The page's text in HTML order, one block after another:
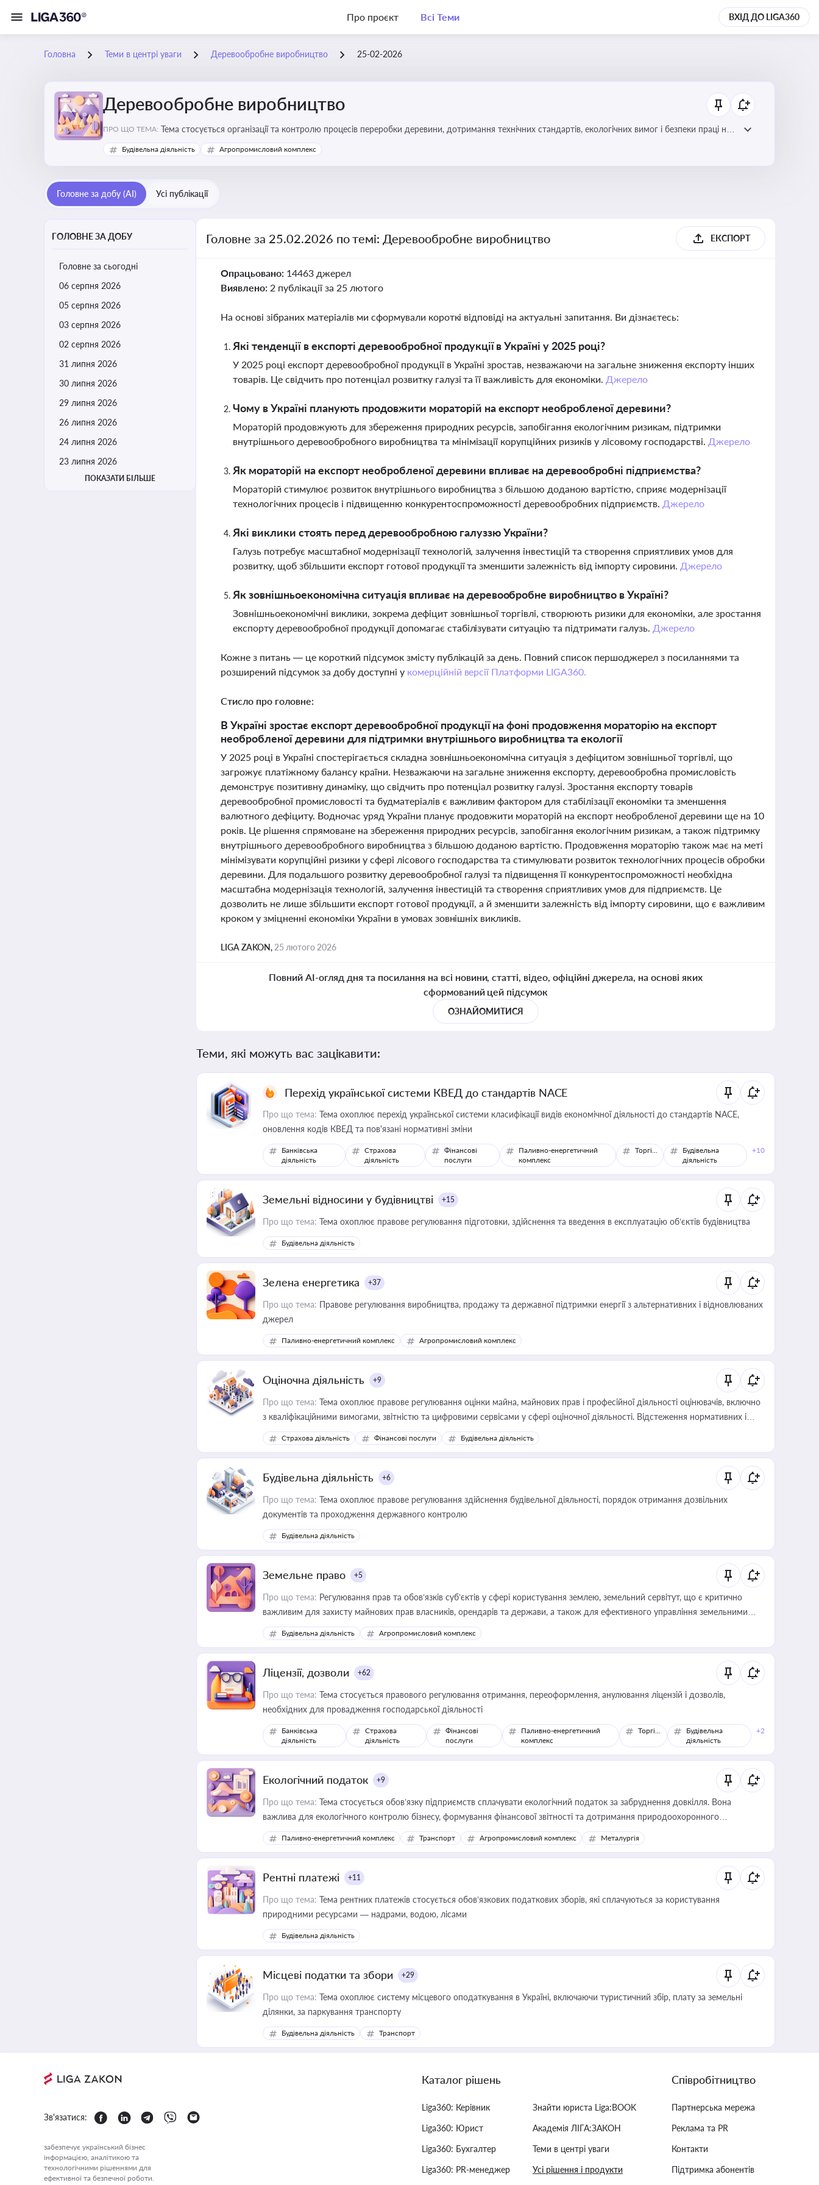
Про проєкт Всі Теми ВХІД ДО LIGA360
Головна Теми в центрі уваги Деревообробне виробництво 25-02-2026
Деревообробне виробництво
ПРО ЩО ТЕМА: Тема стосується організації та контролю процесів переробки деревини, дотримання технічних стандартів, екологічних вимог і безпеки праці на
деревообробних підприємствах
Будівельна діяльність Агропромисловий комплекс
Головне за добу (AI) Усі публікації
ГОЛОВНЕ ЗА ДОБУ
Головне за сьогодні
06 серпня 2026
05 серпня 2026
03 серпня 2026
02 серпня 2026
31 липня 2026
30 липня 2026
29 липня 2026
26 липня 2026
24 липня 2026
23 липня 2026
ПОКАЗАТИ БІЛЬШЕ
Головне за 25.02.2026 по темі: Деревообробне виробництво ЕКСПОРТ
Опрацьовано: 14463 джерел
Виявлено: 2 публікації за 25 лютого
На основі зібраних матеріалів ми сформували короткі відповіді на актуальні запитання. Ви дізнаєтесь:
Які тенденції в експорті деревообробної продукції в Україні у 2025 році?
У 2025 році експорт деревообробної продукції в Україні зростав, незважаючи на загальне зниження експорту інших
товарів. Це свідчить про потенціал розвитку галузі та її важливість для економіки. Джерело
Чому в Україні планують продовжити мораторій на експорт необробленої деревини?
Мораторій продовжують для збереження природних ресурсів, запобігання екологічним ризикам, підтримки
внутрішнього деревообробного виробництва та мінімізації корупційних ризиків у лісовому господарстві. Джерело
Як мораторій на експорт необробленої деревини впливає на деревообробні підприємства?
Мораторій стимулює розвиток внутрішнього виробництва з більшою доданою вартістю, сприяє модернізації
технологічних процесів і підвищенню конкурентоспроможності деревообробних підприємств. Джерело
Які виклики стоять перед деревообробною галуззю України?
Галузь потребує масштабної модернізації технологій, залучення інвестицій та створення сприятливих умов для
розвитку, щоб збільшити експорт готової продукції та зменшити залежність від імпорту сировини. Джерело
Як зовнішньоекономічна ситуація впливає на деревообробне виробництво в Україні?
Зовнішньоекономічні виклики, зокрема дефіцит зовнішньої торгівлі, створюють ризики для економіки, але зростання
експорту деревообробної продукції допомагає стабілізувати ситуацію та підтримати галузь. Джерело
Кожне з питань — це короткий підсумок змісту публікацій за день. Повний список першоджерел з посиланнями та
розширений підсумок за добу доступні у комерційній версії Платформи LIGA360.
Стисло про головне:
В Україні зростає експорт деревообробної продукції на фоні продовження мораторію на експорт
необробленої деревини для підтримки внутрішнього виробництва та екології
У 2025 році в Україні спостерігається складна зовнішньоекономічна ситуація з дефіцитом зовнішньої торгівлі, що
загрожує платіжному балансу країни. Незважаючи на загальне зниження експорту, деревообробна промисловість
демонструє позитивну динаміку, що свідчить про потенціал розвитку галузі. Зростання експорту товарів
деревообробної промисловості та будматеріалів є важливим фактором для стабілізації економіки та зменшення
валютного дефіциту. Водночас уряд України планує продовжити мораторій на експорт необробленої деревини ще на 10
років. Це рішення спрямоване на збереження природних ресурсів, запобігання екологічним ризикам, а також підтримку
внутрішнього деревообробного виробництва з більшою доданою вартістю. Продовження мораторію також має на меті
мінімізувати корупційні ризики у сфері лісового господарства та стимулювати розвиток технологічних процесів обробки
деревини. Для подальшого розвитку деревообробної галузі та підвищення її конкурентоспроможності необхідна
масштабна модернізація технологій, залучення інвестицій та створення сприятливих умов для підприємств. Це
дозволить не лише збільшити експорт готової продукції, а й зменшити залежність від імпорту сировини, що є важливим
кроком у зміцненні економіки України в умовах зовнішніх викликів.
LIGA ZAKON, 25 лютого 2026
Повний AI-огляд дня та посилання на всі новини, статті, відео, офіційні джерела, на основі яких
сформований цей підсумок
ОЗНАЙОМИТИСЯ
Теми, які можуть вас зацікавити:
Перехід української системи КВЕД до стандартів NACE
Про що тема: Тема охоплює перехід української системи класифікації видів економічної діяльності до стандартів NACE,
оновлення кодів КВЕД та пов'язані нормативні зміни
Банківська
діяльність
Страхова
діяльність
Фінансові
послуги
Паливно-енергетичний
комплекс
Торгівля
Будівельна
діяльність
+10
Земельні відносини у будівництві +15
Про що тема: Тема охоплює правове регулювання підготовки, здійснення та введення в експлуатацію об’єктів будівництва
Будівельна діяльність
Зелена енергетика +37
Про що тема: Правове регулювання виробництва, продажу та державної підтримки енергії з альтернативних і відновлюваних
джерел
Паливно-енергетичний комплекс Агропромисловий комплекс
Оціночна діяльність +9
Про що тема: Тема охоплює правове регулювання оцінки майна, майнових прав і професійної діяльності оцінювачів, включно
з кваліфікаційними вимогами, звітністю та цифровими сервісами у сфері оціночної діяльності. Відстеження нормативних і
медійних змін у цій сфері корисне для власника бізнесу, керівника, юриста або бухгалтера під час оподаткування,
приватизації, оренди державного майна, корпоративних угод і перевірки статусу суб'єктів оціночної діяльності
Страхова діяльність Фінансові послуги Будівельна діяльність
Будівельна діяльність +6
Про що тема: Тема охоплює правове регулювання здійснення будівельної діяльності, порядок отримання дозвільних
документів та проходження державного контролю
Будівельна діяльність
Земельне право +5
Про що тема: Регулювання прав та обов’язків суб’єктів у сфері користування землею, земельний сервітут, що є критично
важливим для захисту майнових прав власників, орендарів та держави, а також для ефективного управління земельними
ресурсами
Будівельна діяльність Агропромисловий комплекс
Ліцензії, дозволи +62
Про що тема: Тема стосується правового регулювання отримання, переоформлення, анулювання ліцензій і дозволів,
необхідних для провадження господарської діяльності
Банківська
діяльність
Страхова
діяльність
Фінансові
послуги
Паливно-енергетичний
комплекс
Торгівля
Будівельна
діяльність
+2
Екологічний податок +9
Про що тема: Тема стосується обов’язку підприємств сплачувати екологічний податок за забруднення довкілля. Вона
важлива для екологічного контролю бізнесу, формування фінансової звітності та дотримання природоохоронного
законодавства
Паливно-енергетичний комплекс Транспорт Агропромисловий комплекс Металургія
Рентні платежі +11
Про що тема: Тема рентних платежів стосується обов’язкових податкових зборів, які сплачуються за користування
природними ресурсами — надрами, водою, лісами
Будівельна діяльність
Місцеві податки та збори +29
Про що тема: Тема охоплює систему місцевого оподаткування в Україні, включаючи туристичний збір, плату за земельні
ділянки, за паркування транспорту
Будівельна діяльність Транспорт
Зв'язатися:
забезпечує український бізнес
інформацією, аналітикою та
технологічними рішеннями для
ефективної та безпечної роботи.
Каталог рішень
Liga360: Керівник
Liga360: Юрист
Liga360: Бухгалтер
Liga360: PR-менеджер
Знайти юриста Liga:BOOK
Академія ЛІГА:ЗАКОН
Теми в центрі уваги
Усі рішення і продукти
Співробітництво
Партнерська мережа
Реклама та PR
Контакти
Підтримка абонентів